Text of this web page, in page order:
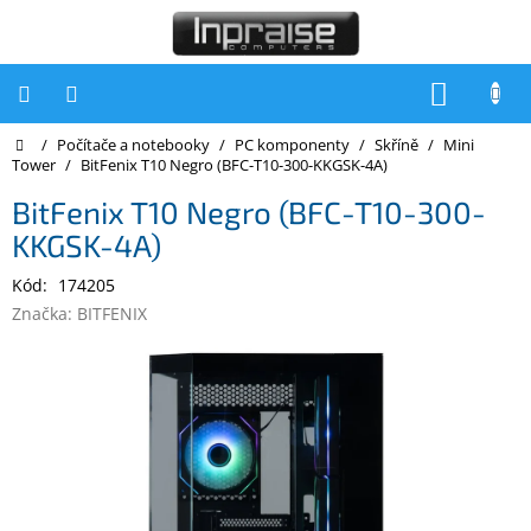
Počítače
Inpraise
Notebooky
Tiskárny
Domů
/ Počítače a notebooky / PC komponenty / Skříně / Mini
Tower / BitFenix T10 Negro (BFC-T10-300-KKGSK-4A)
BitFenix T10 Negro (BFC-T10-300-
KKGSK-4A)
Kód: 174205
Značka: BITFENIX